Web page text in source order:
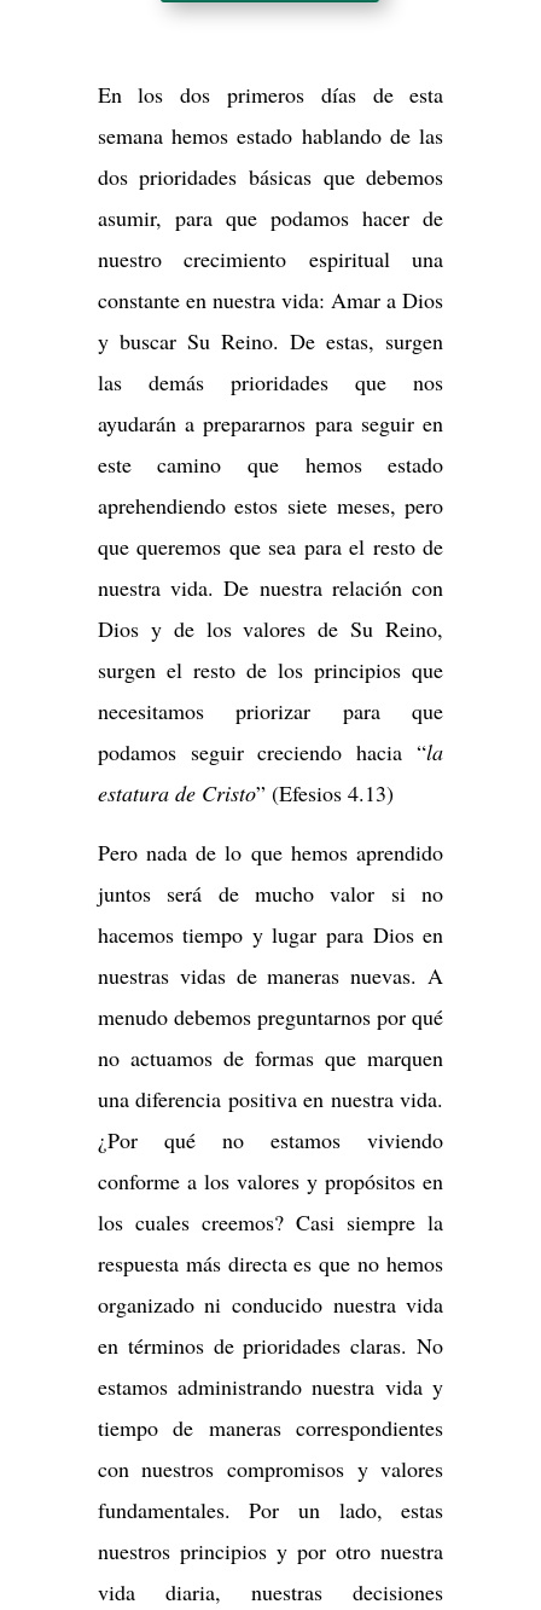
En los dos primeros días de esta
semana hemos estado hablando de las
dos prioridades básicas que debemos
asumir, para que podamos hacer de
nuestro crecimiento espiritual una
constante en nuestra vida: Amar a Dios
y buscar Su Reino. De estas, surgen
las demás prioridades que nos
ayudarán a prepararnos para seguir en
este camino que hemos estado
aprehendiendo estos siete meses, pero
que queremos que sea para el resto de
nuestra vida. De nuestra relación con
Dios y de los valores de Su Reino,
surgen el resto de los principios que
necesitamos priorizar para que
podamos seguir creciendo hacia “la
estatura de Cristo” (Efesios 4.13)
Pero nada de lo que hemos aprendido
juntos será de mucho valor si no
hacemos tiempo y lugar para Dios en
nuestras vidas de maneras nuevas. A
menudo debemos preguntarnos por qué
no actuamos de formas que marquen
una diferencia positiva en nuestra vida.
¿Por qué no estamos viviendo
conforme a los valores y propósitos en
los cuales creemos? Casi siempre la
respuesta más directa es que no hemos
organizado ni conducido nuestra vida
en términos de prioridades claras. No
estamos administrando nuestra vida y
tiempo de maneras correspondientes
con nuestros compromisos y valores
fundamentales. Por un lado, estas
nuestros principios y por otro nuestra
vida diaria, nuestras decisiones